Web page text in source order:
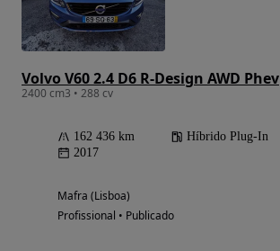
Volvo V60 2.4 D6 R-Design AWD Phev
2400 cm3 • 288 cv
162 436 km Híbrido Plug-In
2017
Mafra (Lisboa)
Profissional • Publicado